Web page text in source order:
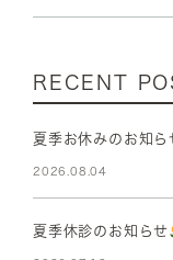
RECENT
夏季お休みのお知ら
2026.08.04
夏季休診のお知らせ